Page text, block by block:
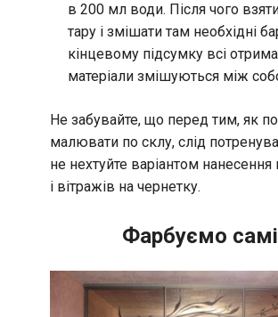
в 200 мл води. Після чого
тару і змішати там необхідні
кінцевому підсумку всі
матеріали змішуються між
Не забувайте, що перед тим, як
малювати по склу, слід
не нехтуйте варіантом нанесення
і вітражів на чернетку.
Фарбуємо самі